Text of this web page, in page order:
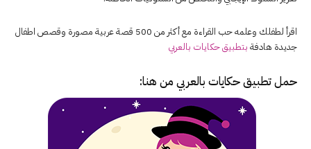
اقرأ لطفلك وعلمه حب القراءة مع أكثر من 500 قصة عربية مصورة وقصص اطفال
جديدة هادفة بتطبيق حكايات بالعربي
حمل تطبيقحكايات بالعربي من هنا: